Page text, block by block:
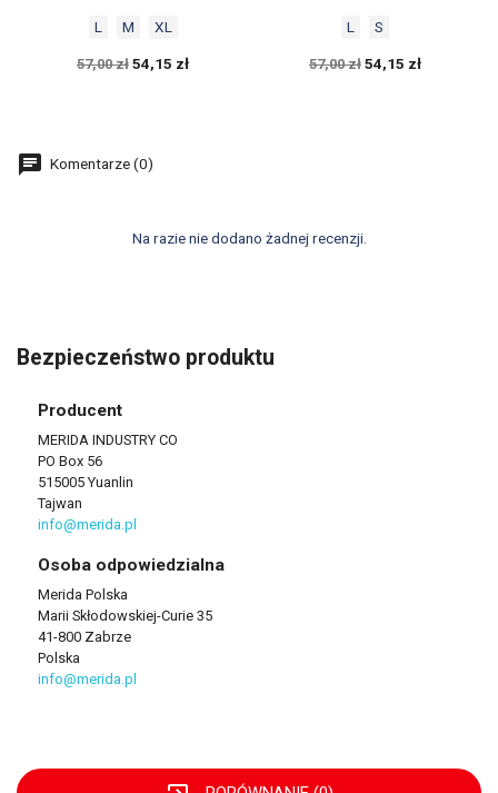
L M XL
57,00 zł 54,15 zł
L S
57,00 zł 54,15 zł
Komentarze (0)
Na razie nie dodano żadnej recenzji.
Bezpieczeństwo produktu
Producent
MERIDA INDUSTRY CO
PO Box 56
515005 Yuanlin
Tajwan
info@merida.pl
Osoba odpowiedzialna
Merida Polska
Marii Skłodowskiej-Curie 35
41-800 Zabrze
Polska
info@merida.pl